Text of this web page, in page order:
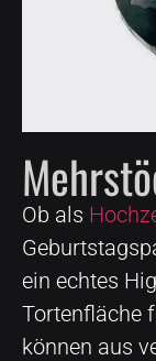
Ob als
ein echtes
Tortenfläche
können aus